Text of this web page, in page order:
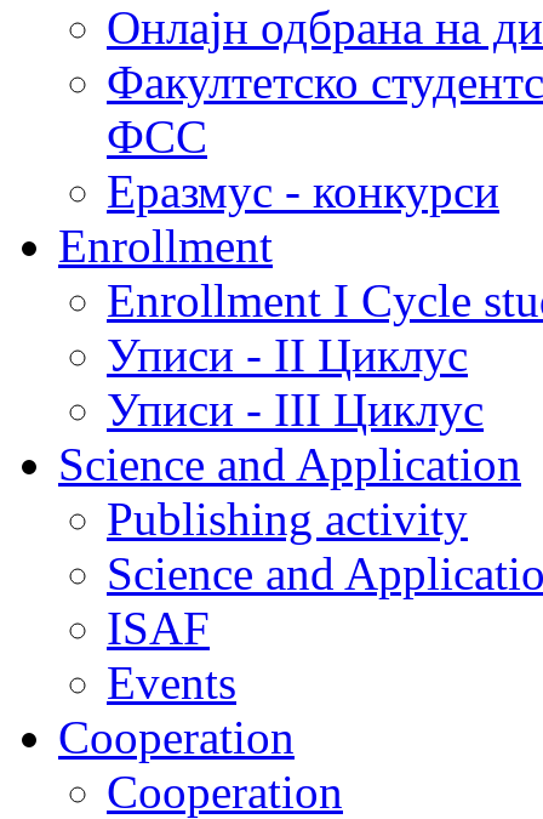
Онлајн одбрана на
Факултетско
ФСС
Еразмус - конкурси
Enrollment
Enrollment I Cycle
Уписи - II Циклус
Уписи - III Циклус
Science and Application
Publishing activity
Science and
ISAF
Events
Cooperation
Cooperation